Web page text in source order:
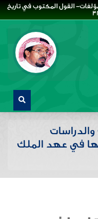
القول المكتوب في تاريخ
والدراسات
في عهد الملك